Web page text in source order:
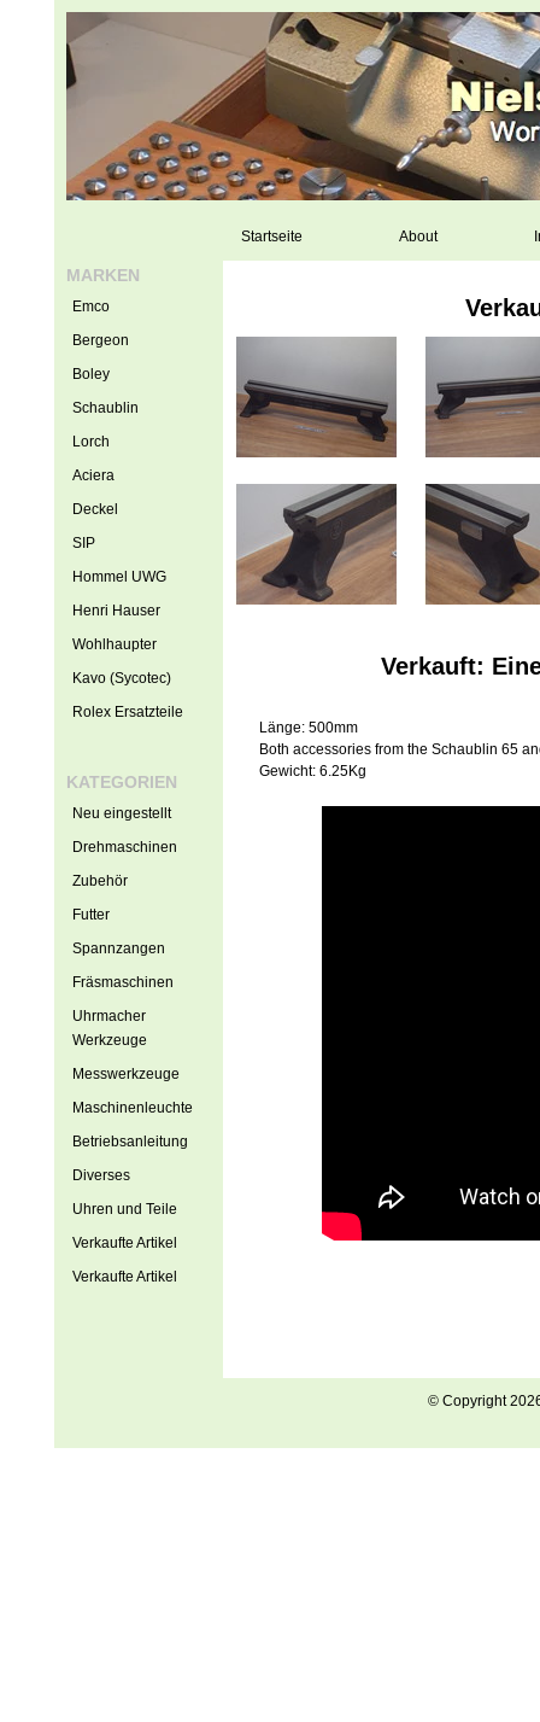
Startseite About
Verkauft:
Länge: 500mm
Both accessories from the Schaublin 65
Gewicht: 6.25Kg
MARKEN
Emco
Bergeon
Boley
Schaublin
Lorch
Aciera
Deckel
SIP
Hommel UWG
Henri Hauser
Wohlhaupter
Kavo (Sycotec)
Rolex Ersatzteile
KATEGORIEN
Neu eingestellt
Drehmaschinen
Zubehör
Futter
Spannzangen
Fräsmaschinen
Uhrmacher
Werkzeuge
Messwerkzeuge
Maschinenleuchte
Betriebsanleitung
Diverses
Uhren und Teile
Verkaufte Artikel
Verkaufte Artikel
© Copyright